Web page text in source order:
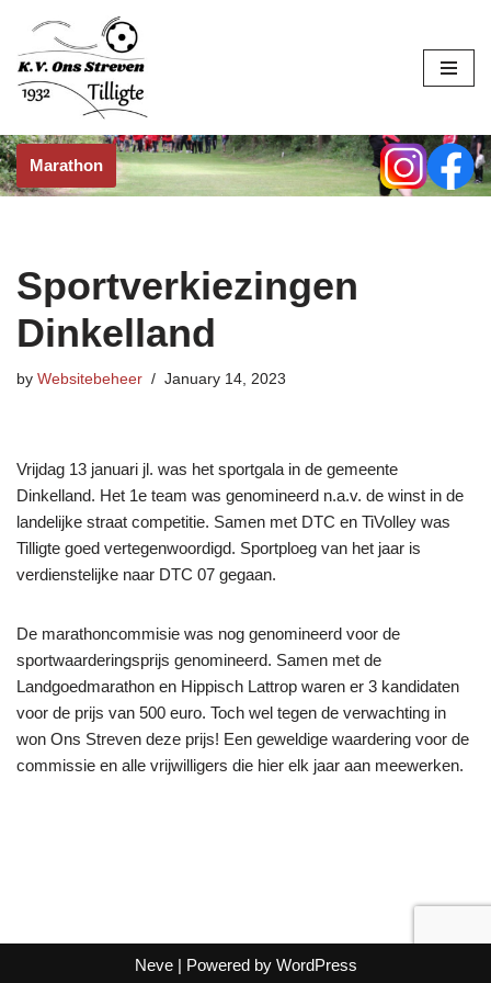
Skip
to
Marathon
Sportverkiezingen
Dinkelland
by Websitebeheer January 14, 2023
Vrijdag 13 januari jl. was het sportgala in de gemeente
Dinkelland. Het 1e team was genomineerd n.a.v. de winst in de
landelijke straat competitie. Samen met DTC en TiVolley was
Tilligte goed vertegenwoordigd. Sportploeg van het jaar is
verdienstelijke naar DTC 07 gegaan.
De marathoncommisie was nog genomineerd voor de
sportwaarderingsprijs genomineerd. Samen met de
Landgoedmarathon en Hippisch Lattrop waren er 3 kandidaten
voor de prijs van 500 euro. Toch wel tegen de verwachting in
won Ons Streven deze prijs! Een geweldige waardering voor de
commissie en alle vrijwilligers die hier elk jaar aan meewerken.
Neve| Powered by WordPress